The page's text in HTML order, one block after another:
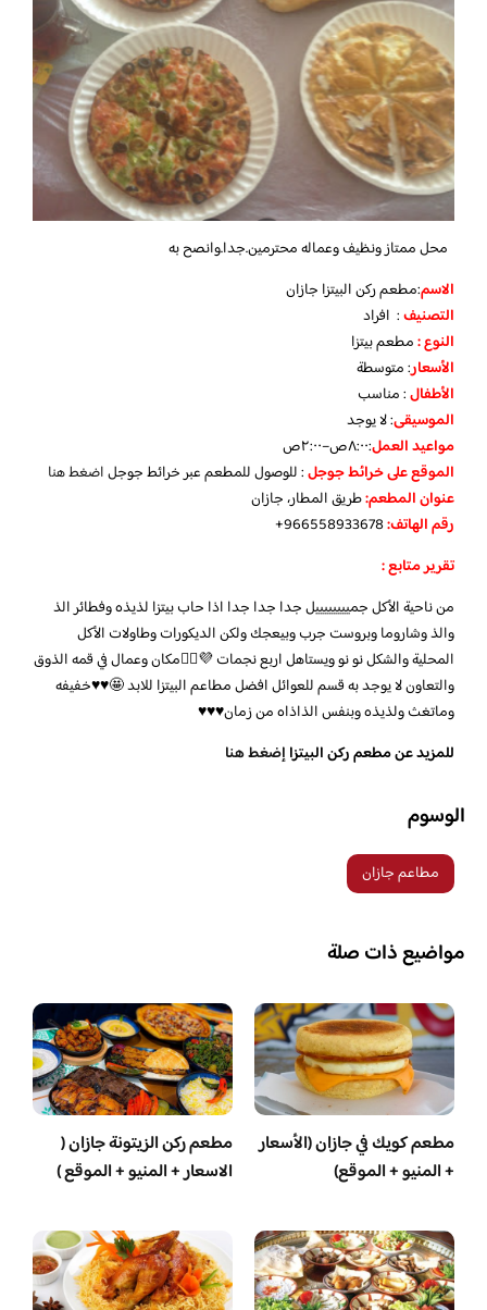
محل ممتاز ونظيف وعماله محترمين.جدا.وانصح به
الاسم:مطعم ركن البيتزا جازان
التصنيف: افراد
النوع :مطعم بيتزا
الأسعار:متوسطة
الأطفال:مناسب
الموسيقى:لا يوجد
مواعيد العمل:٨:٠٠ص–٢:٠٠ص
الموقع على خرائط جوجل: للوصول للمطعم عبر خرائط جوجلاضغط هنا
عنوان المطعم:طريق المطار، جازان
رقم الهاتف:
تقرير متابع :
من ناحية الأكل جمييييييييل جدا جدا جدا اذا حاب بيتزا لذيذه وفطائر الذ
والذ وشاروما وبروست جرب وبيعجك ولكن الديكورات وطاولات الأكل
المحلية والشكل نو نو ويستاهل اربع نجمات 💜✋🏻مكان وعمال في قمه الذوق
والتعاون لا يوجد به قسم للعوائل افضل مطاعم البيتزا للابد 🤩♥️♥️خفيفه
وماتغث ولذيذه وبنفس الذاذاه من زمان♥️♥️♥️
للمزيد عن مطعم ركن البيتزاإضغط هنا
الوسوم
مطاعم جازان
مواضيع ذات صلة
مطعم كويك في جازان (الأسعار
+ المنيو + الموقع)
مطعم ركن الزيتونة جازان (
الاسعار + المنيو + الموقع )